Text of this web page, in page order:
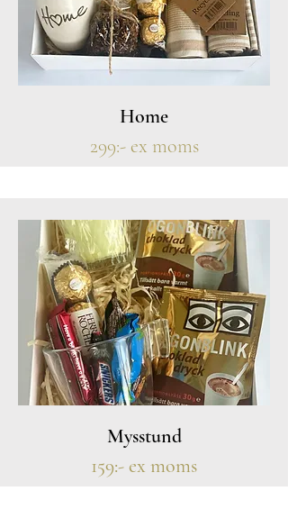
Home
299:- ex moms
Mysstund
159:- ex moms